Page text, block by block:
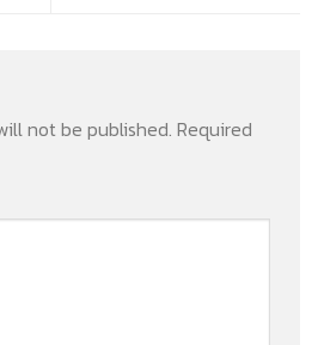
not be published. Required